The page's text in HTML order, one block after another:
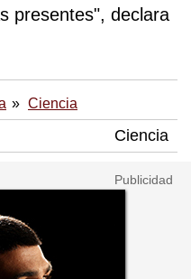
presentes", declara
Ciencia
Ciencia